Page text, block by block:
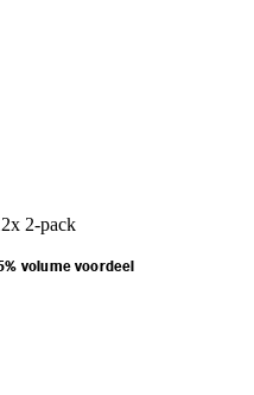
2-pack
volume voordeel